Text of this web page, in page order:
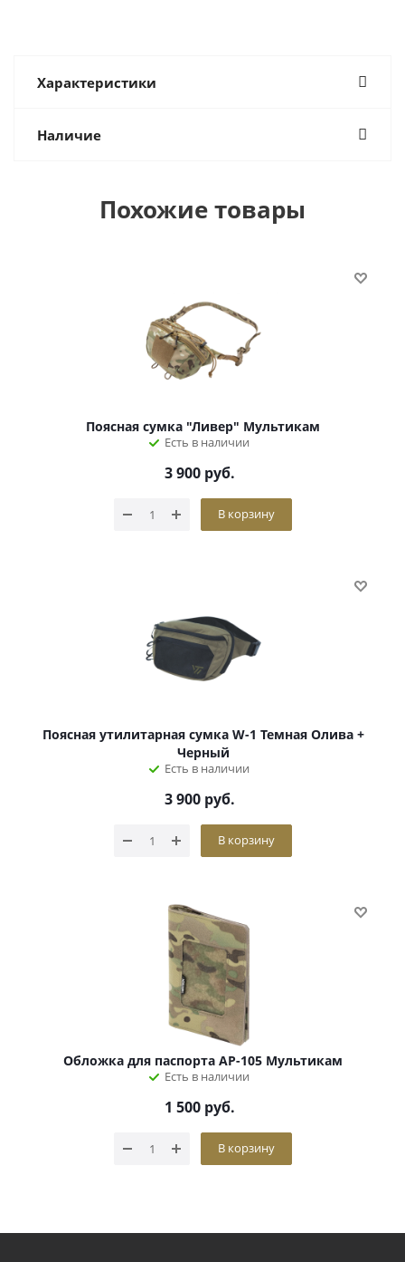
Характеристики
Наличие
Похожие товары
Поясная сумка "Ливер" Мультикам
Есть в наличии
3 900 руб.
В корзину
Поясная утилитарная сумка W-1 Темная Олива +
Черный
Есть в наличии
3 900 руб.
В корзину
Обложка для паспорта АР-105 Мультикам
Есть в наличии
1 500 руб.
В корзину